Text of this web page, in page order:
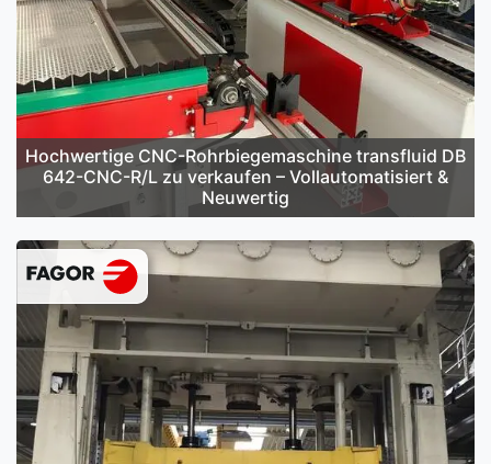
Hochwertige CNC-Rohrbiegemaschine transfluid DB
642-CNC-R/L zu verkaufen – Vollautomatisiert &
Neuwertig